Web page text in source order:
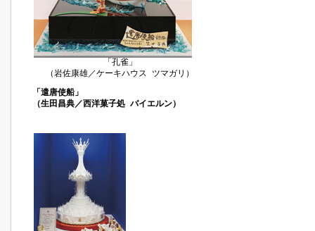
「孔雀」
（岩佐康雄／ケーキハウス ツマガリ）
「遣唐使船」
（生田昌典／西洋菓子処 バイエルン）